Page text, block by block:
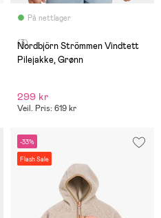
På nettlager
(3)
Nordbjörn Strömmen Vindtett
Pilejakke, Grønn
299 kr
Veil. Pris: 619 kr
-33%
Flash Sale